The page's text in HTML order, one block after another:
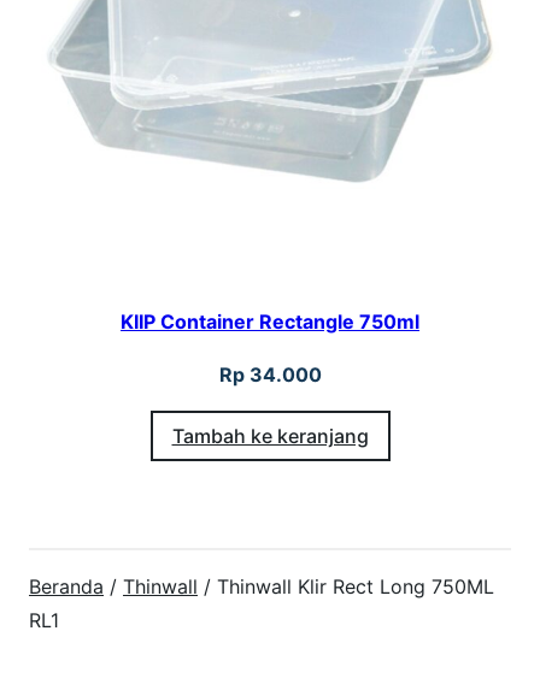
KIIP Container Rectangle 750ml
Rp34.000
Tambah ke keranjang
Beranda / Thinwall / Thinwall Klir Rect Long 750ML
RL1